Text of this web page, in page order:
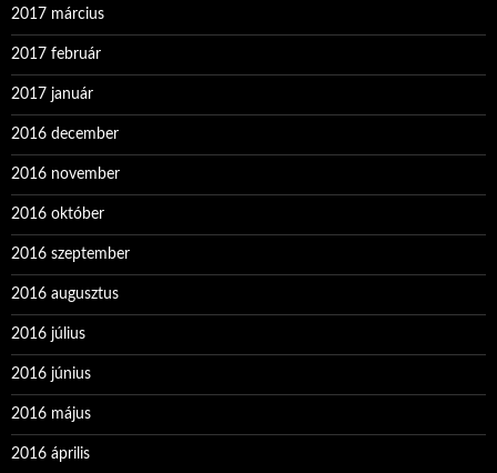
2017 március
2017 február
2017 január
2016 december
2016 november
2016 október
2016 szeptember
2016 augusztus
2016 július
2016 június
2016 május
2016 április